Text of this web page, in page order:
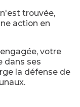
trouvée,
action en
votre
dans ses
la défense de